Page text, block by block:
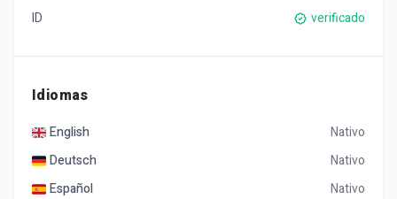
ID verificado
Idiomas
English
Nativo
Deutsch
Nativo
Español
Nativo